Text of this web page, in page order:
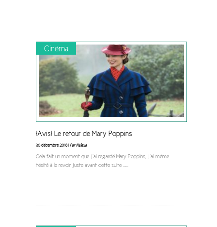
Cinéma
[Avis] Le retour de Mary Poppins
30 décembre 2018 |Par Nalexa
Cela fait un moment que j’ai regardé Mary Poppins, j’ai même
hésité à le revoir juste avant cette suite …...